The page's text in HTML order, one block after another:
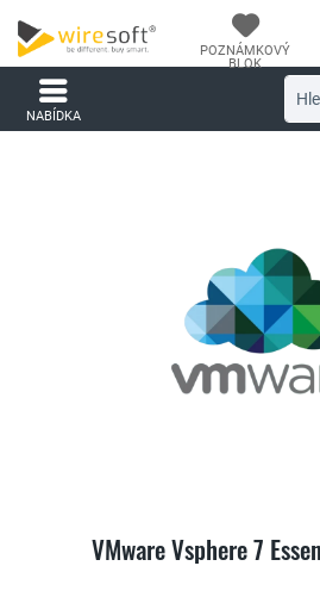
POZNÁMKOVÝ
BLOK
NABÍDKA
VMware Vsphere 7